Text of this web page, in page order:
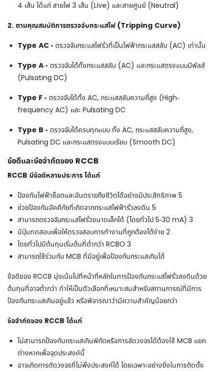
4 เส้น ได้แก่ สายไฟ 3 เส้น (Live) และสายศูนย์ (Neutral)
2. ตามคุณสมบัติการตรวจจับกระแสไฟ (Tripping Curve)
Type AC - ตรวจจับกระแสไฟรั่วที่เป็นไฟฟ้ากระแสสลับ (AC) เท่านั้น
Type A - ตรวจจับได้ทั้งกระแสสลับ (AC) และกระแสตรงแบบมีพัลส์
(Pulsating DC)
Type F - ตรวจจับได้ทั้ง AC, กระแสสลับความถี่สูง (High-
frequency AC) และ Pulsating DC
Type B - ตรวจจับได้ครบทุกแบบ ทั้ง AC, กระแสสลับความถี่สูง,
Pulsating DC และกระแสตรงแบบเรียบ (Smooth DC)
ข้อดีและข้อจำกัดของ RCCB
RCCB มีข้อดีหลายประการ ได้แก่
ป้องกันไฟฟ้าช็อตและอันตรายถึงชีวิตได้อย่างมีประสิทธิภาพ 5
ช่วยป้องกันอัคคีภัยที่เกิดจากกระแสไฟฟ้ารั่วลงดิน 5
สามารถตรวจจับกระแสไฟรั่วขนาดเล็กได้ (โดยทั่วไป 5-30 mA) 3
มีปุ่มทดสอบเพื่อให้ตรวจสอบการทำงานที่ถูกต้องได้ง่าย 2
โดยทั่วไปมีต้นทุนเริ่มต้นที่ต่ำกว่า RCBO 3
สามารถใช้ร่วมกับ MCB ที่มีอยู่เพื่อป้องกันกระแสเกินได้
ข้อดีของ RCCB มุ่งเน้นไปที่หน้าที่หลักในการป้องกันกระแสไฟรั่วลงดินด้วย
ต้นทุนที่อาจต่ำกว่า ทำให้เป็นตัวเลือกที่เหมาะสมสำหรับสถานการณ์ที่มีการ
ป้องกันกระแสเกินอยู่แล้ว หรือพิจารณาว่ามีความสำคัญน้อยกว่า
ข้อจำกัดของ RCCB ได้แก่
ไม่สามารถป้องกันกระแสเกินพิกัดหรือการลัดวงจรได้ต้องใช้ MCB แยก
ต่างหากเพื่อจุดประสงค์นี้
อาจเกิดการตัดวงจรที่ไม่พึงประสงค์ได้ โดยเฉพาะอย่างยิ่งในการติดตั้ง